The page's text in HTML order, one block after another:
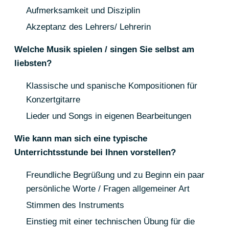
Aufmerksamkeit und Disziplin
Akzeptanz des Lehrers/ Lehrerin
Welche Musik spielen / singen Sie selbst am
liebsten?
Klassische und spanische Kompositionen für
Konzertgitarre
Lieder und Songs in eigenen Bearbeitungen
Wie kann man sich eine typische
Unterrichtsstunde bei Ihnen vorstellen?
Freundliche Begrüßung und zu Beginn ein paar
persönliche Worte / Fragen allgemeiner Art
Stimmen des Instruments
Einstieg mit einer technischen Übung für die